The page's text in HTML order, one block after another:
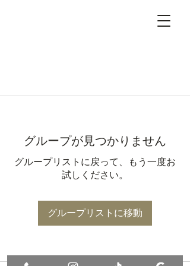
グループが見つかりません
グループリストに戻って、もう一度お
試しください。
グループリストに移動